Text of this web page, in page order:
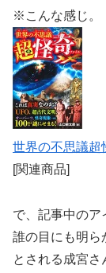
※こんな感じ。
世界の不思議超
[関連商品]
で、記事中のア
誰の目にも明ら
とされる成宮